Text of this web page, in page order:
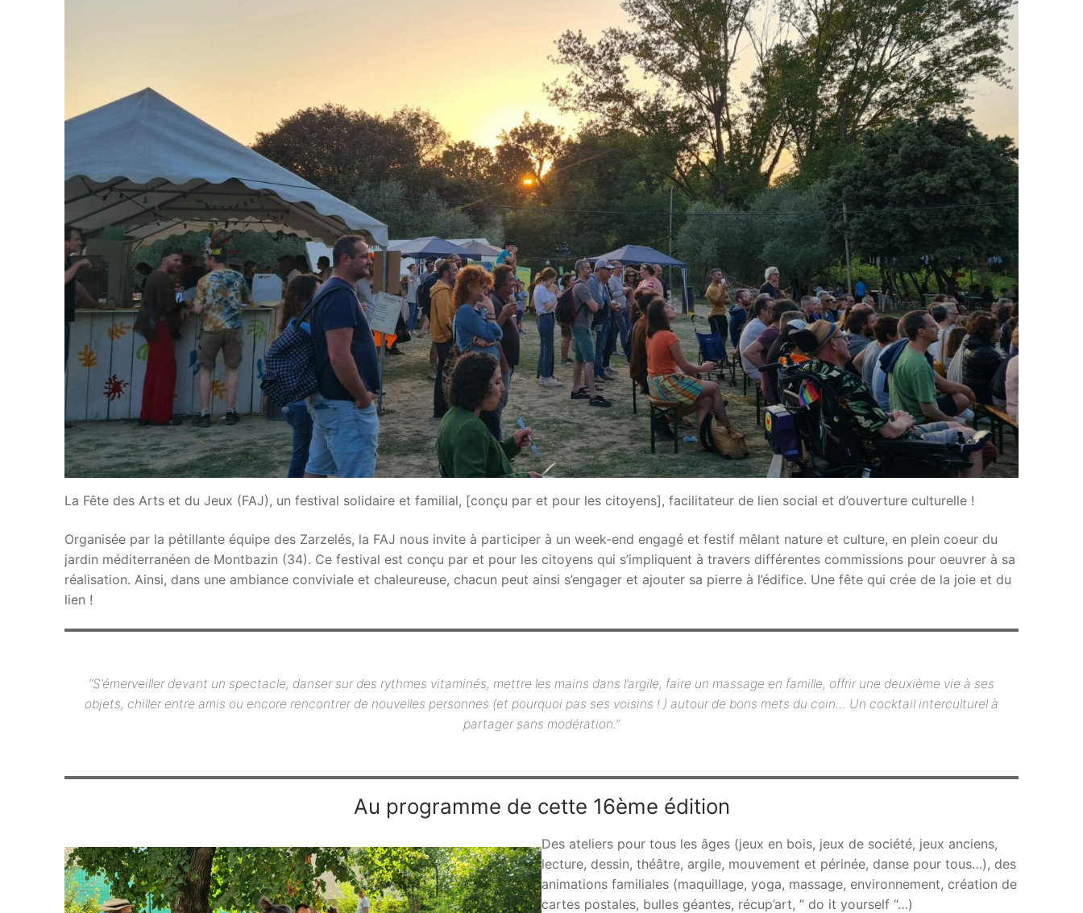
La Fête des Arts et du Jeux (FAJ), un festival solidaire et familial, [conçu par et pour les citoyens], facilitateur de lien social et d’ouverture culturelle !
Organisée par la pétillante équipe des Zarzelés, la FAJ nous invite à participer à un week-end engagé et festif mêlant nature et culture, en plein coeur du
jardin méditerranéen de Montbazin (34). Ce festival est conçu par et pour les citoyens qui s’impliquent à travers différentes commissions pour oeuvrer à sa
réalisation. Ainsi, dans une ambiance conviviale et chaleureuse, chacun peut ainsi s’engager et ajouter sa pierre à l’édifice. Une fête qui crée de la joie et du
lien !
“S’émerveiller devant un spectacle, danser sur des rythmes vitaminés, mettre les mains dans l’argile, faire un massage en famille, offrir une deuxième vie à ses
objets, chiller entre amis ou encore rencontrer de nouvelles personnes (et pourquoi pas ses voisins ! ) autour de bons mets du coin… Un cocktail interculturel à
partager sans modération.”
Au programme de cette 16ème édition
Des ateliers pour tous les âges (jeux en bois, jeux de société, jeux anciens,
lecture, dessin, théâtre, argile, mouvement et périnée, danse pour tous…), des
animations familiales (maquillage, yoga, massage, environnement, création de
cartes postales, bulles géantes, récup’art, ” do it yourself “…)